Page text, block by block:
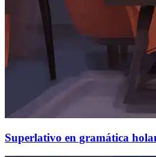
Superlativo en gramática